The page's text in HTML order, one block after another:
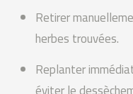
Retirer
herbes trouvées.
Replanter